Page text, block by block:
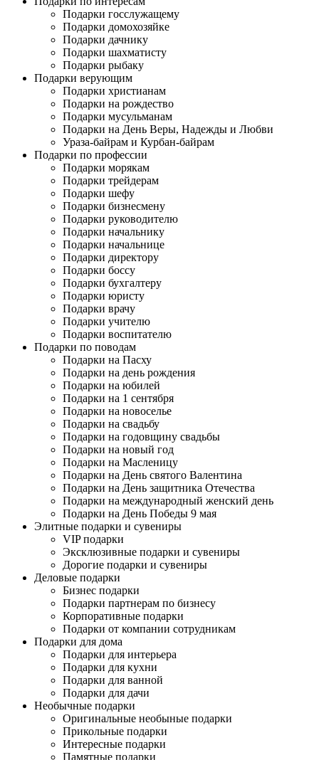
Подарки госслужащему
Подарки домохозяйке
Подарки дачнику
Подарки шахматисту
Подарки рыбаку
Подарки верующим
Подарки христианам
Подарки на рождество
Подарки мусульманам
Подарки на День Веры, Надежды и Любви
Ураза-байрам и Курбан-байрам
Подарки по профессии
Подарки морякам
Подарки трейдерам
Подарки шефу
Подарки бизнесмену
Подарки руководителю
Подарки начальнику
Подарки начальнице
Подарки директору
Подарки боссу
Подарки бухгалтеру
Подарки юристу
Подарки врачу
Подарки учителю
Подарки воспитателю
Подарки по поводам
Подарки на Пасху
Подарки на день рождения
Подарки на юбилей
Подарки на 1 сентября
Подарки на новоселье
Подарки на свадьбу
Подарки на годовщину свадьбы
Подарки на новый год
Подарки на Масленицу
Подарки на День святого Валентина
Подарки на День защитника Отечества
Подарки на международный женский день
Подарки на День Победы 9 мая
Элитные подарки и сувениры
VIP подарки
Эксклюзивные подарки и сувениры
Дорогие подарки и сувениры
Деловые подарки
Бизнес подарки
Подарки партнерам по бизнесу
Корпоративные подарки
Подарки от компании сотрудникам
Подарки для дома
Подарки для интерьера
Подарки для кухни
Подарки для ванной
Подарки для дачи
Необычные подарки
Оригинальные необыные подарки
Прикольные подарки
Интересные подарки
Памятные подарки